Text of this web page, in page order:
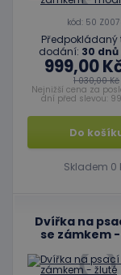
kód: 50
Předpokládaný
dodání: 30
999,00
1 030,00 Kč
Nejnižší cena za
dní před slevou:
Do
Skladem 0
Dvířka na
se zámkem